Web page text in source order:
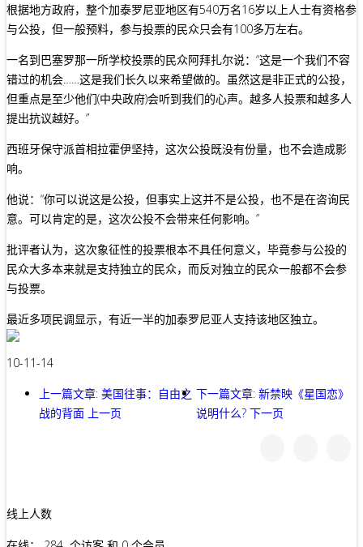
根据地方政府，整个加泰罗尼亚地区有540万名16岁以上人士有资格参
与公投，但一般预料，参与投票的民众只会有100多万左右。
一名到巴塞罗那一所学校投票的民众阿拜扎尔说：“这是一个我们不容
错过的机会……这是我们长久以来希望做的。虽然这是非正式的公投，
但重点是至少他们(中央政府)会听到我们的心声。越多人投票和越多人
提出抗议越好。”
西班牙保守派首相拉霍伊坚持，这次公投既没有份量，也不会造成影
响。
他说：“你可以说这是公投，但事实上这并不是公投，也不是在咨询民
意。可以肯定的是，这次公投不会带来任何影响。”
批评者认为，这次象征性的投票根本不具任何意义，毕竟参与公投的
民众大多本来就是支持独立的民众，而反对独立的民众一般都不会参
与投票。
最近多项民调显示，有近一半的加泰罗尼亚人支持该地区独立。
10-11-14
上一篇文章: 美国往事：自由之
战的背面 上一页
下一篇文章: 新禁映《星国恋》
说明什么? 下一页
线上人数